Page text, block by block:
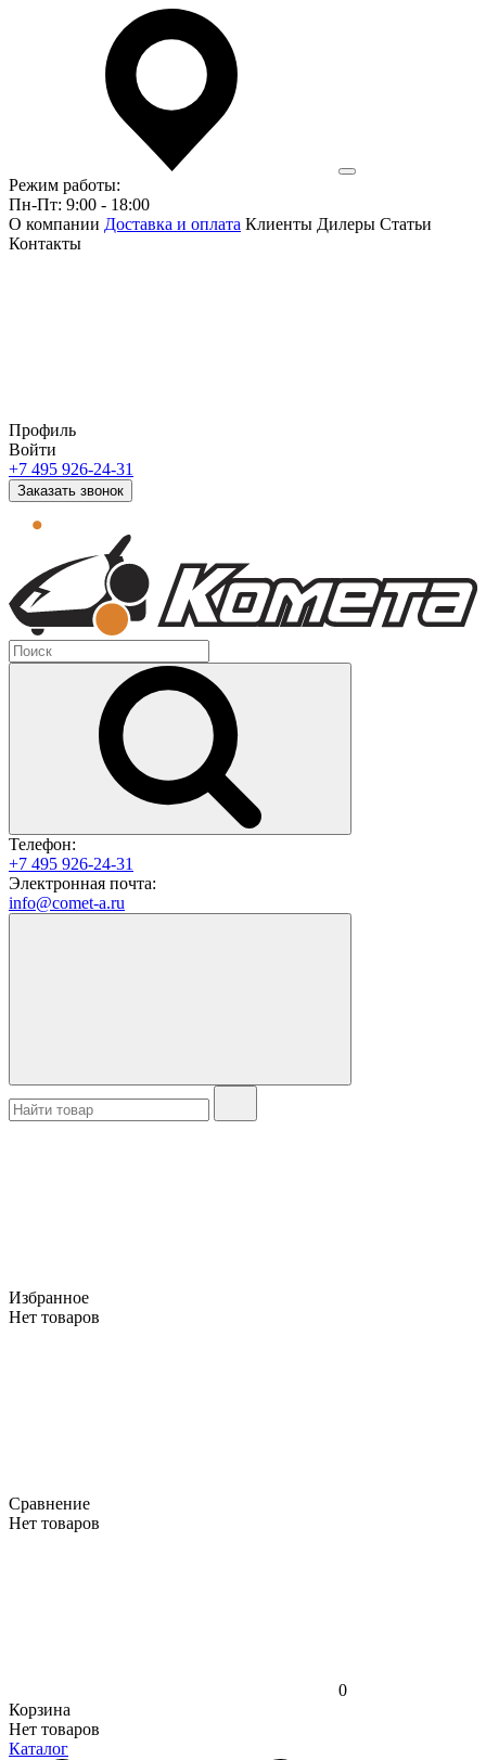
Режим работы:
Пн-Пт: 9:00 - 18:00
О компании Доставка и оплата Клиенты Дилеры Статьи
Контакты
Профиль
Войти
+7 495 926-24-31
Заказать звонок
Телефон:
+7 495 926-24-31
Электронная почта:
info@comet-a.ru
Избранное
Нет товаров
Сравнение
Нет товаров
0
Корзина
Нет товаров
Каталог